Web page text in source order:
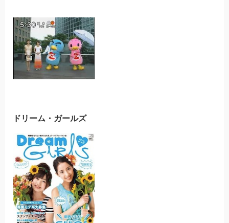
ドリーム・ガールズ